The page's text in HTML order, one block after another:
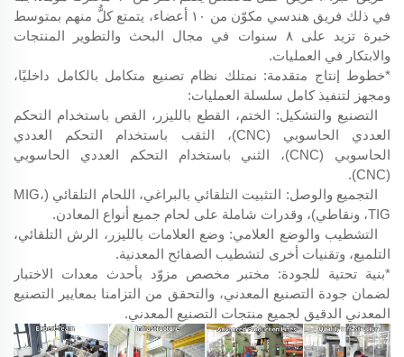
في ذلك فريق هندسي مكوّن من ١٠ أعضاء، يتمتع كلٌّ منهم بمتوسط
خبرة تزيد على ٨ سنوات في مجال البحث والتطوير المنتجات
والابتكار في العمليات.
*خطوط إنتاج متقدمة: نمتلك نظام تصنيع متكامل بالكامل داخليًا،
ومجهز لتنفيذ كامل سلسلة العمليات:
التصنيع والتشكيل: الختم، القطع بالليزر، القص باستخدام التحكم
العددي الحاسوبي (CNC)، الثقب باستخدام التحكم العددي
الحاسوبي (CNC)، الثني باستخدام التحكم العددي الحاسوبي
(CNC).
التجميع والوصل: التثبيت التلقائي بالبراغي، اللحام التلقائي (MIG،
TIG، ونقاطي)، وقدرات شاملة على لحام جميع أنواع المعادن.
التشطيب والوضع العلامي: وضع العلامات بالليزر، الرش التلقائي،
التلميع، وتقنيات أخرى لتشطيب الصفائح المعدنية.
*بنية تحتية للجودة: مختبر مخصص مزوّد بأحدث معدات الاختبار
لضمان جودة التصنيع المعدني، والتحقق من التزامنا بمعايير التصنيع
المعدني الدقيق لجميع منتجات التصنيع المعدني.